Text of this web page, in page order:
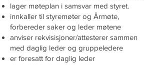
lager møteplan i samsvar med styret.
innkaller til styremøter og Årmøte,
forbereder saker og leder møtene
anviser rekvisisjoner/attesterer sammen
med daglig leder og gruppeledere
er foresatt for daglig leder